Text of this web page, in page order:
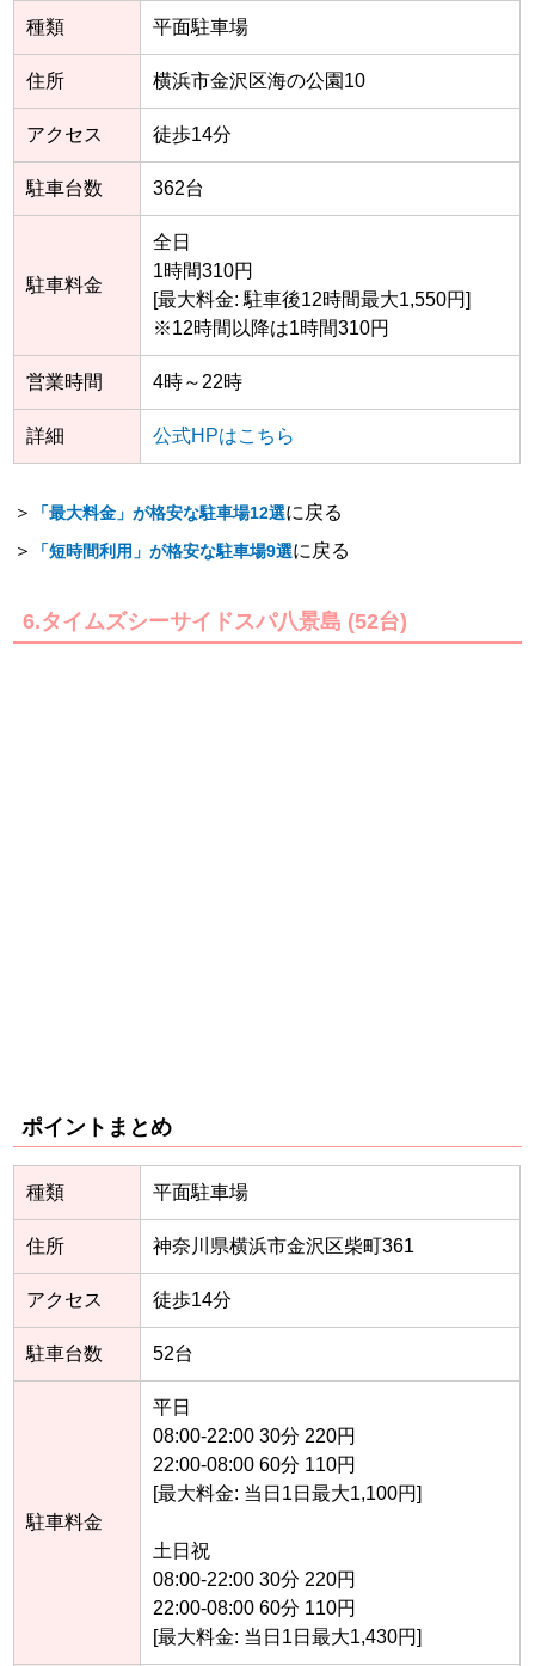
種類 平面駐車場
住所 横浜市金沢区海の公園10
アクセス 徒歩14分
駐車台数 362台
駐車料金
全日
1時間310円
[最大料金: 駐車後12時間最大1,550円]
※12時間以降は1時間310円
営業時間 4時～22時
詳細 公式HPはこちら
＞ 「最大料金」が格安な駐車場12選に戻る
＞
「短時間利用」が格安な駐車場9選に戻る
6.タイムズシーサイドスパ八景島 (52台)
ポイントまとめ
種類 平面駐車場
住所 神奈川県横浜市金沢区柴町361
アクセス 徒歩14分
駐車台数 52台
駐車料金
平日
08:00-22:00 30分 220円
22:00-08:00 60分 110円
[最大料金: 当日1日最大1,100円]
土日祝
08:00-22:00 30分 220円
22:00-08:00 60分 110円
[最大料金: 当日1日最大1,430円]